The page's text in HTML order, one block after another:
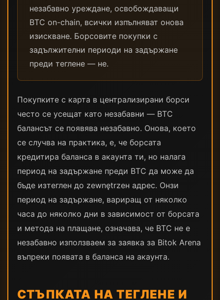
незабавно уреждане, освобождаващи
BTC on-chain, всички изпълняват онова
изискване. Борсовите покупки с
задължителни периоди на задържане
преди теглене — не.
Покупките с карта в централизирани борси
често се усещат като незабавни — BTC
балансът се появява незабавно. Онова, което
се случва на практика, е, че борсата
кредитира баланса в акаунта ти, но налага
период на задържане преди BTC да може да
бъде изтеглен до zewnętrzен адрес. Онзи
период на задържане, вариращ от няколко
часа до няколко дни в зависимост от борсата
и метода на плащане, означава, че BTC не е
незабавно използваем за заявка за Bitok Arena
въпреки появата в баланса на акаунта.
СТЪПКАТА НА ТЕГЛЕНЕ И